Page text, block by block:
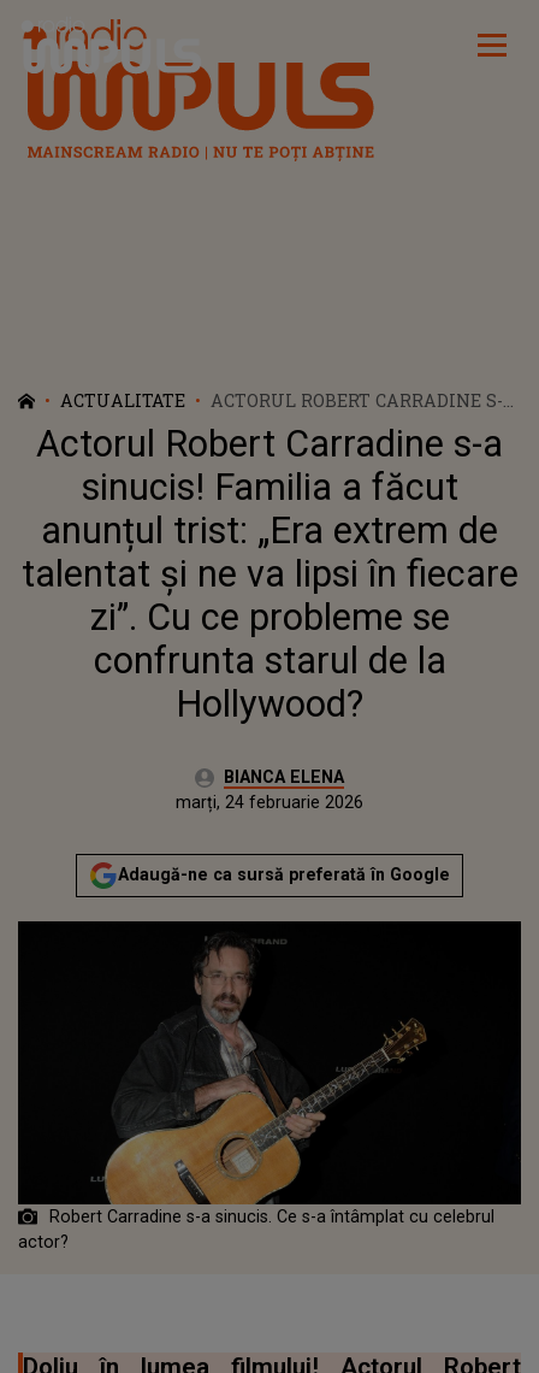
Radio Impuls
ACTUALITATE
ACTORUL ROBERT CARRADINE S-A
SINUCIS! FAMILIA A FĂCUT
ANUNȚUL TRIST: „ERA EXTREM
DE TALENTAT ȘI NE VA LIPSI ÎN
FIECARE ZI”. CU CE PROBLEME SE
CONFRUNTA STARUL DE LA
HOLLYWOOD?
Actorul Robert Carradine s-a
sinucis! Familia a făcut
anunțul trist: „Era extrem de
talentat și ne va lipsi în fiecare
zi”. Cu ce probleme se
confrunta starul de la
Hollywood?
Autor:BIANCA ELENA
marți, 24 februarie 2026Actualizat:
marți, 24 februarie 2026
Adaugă-ne ca sursă preferată în Google
Robert Carradine s-a sinucis. Ce s-a întâmplat cu celebrul
actor?
Doliu în lumea filmului! Actorul Robert